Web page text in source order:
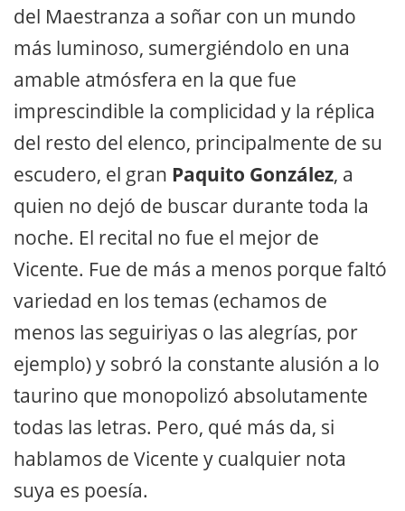
del Maestranza a soñar con un mundo
más luminoso, sumergiéndolo en una
amable atmósfera en la que fue
imprescindible la complicidad y la réplica
del resto del elenco, principalmente de su
escudero, el gran Paquito González, a
quien no dejó de buscar durante toda la
noche. El recital no fue el mejor de
Vicente. Fue de más a menos porque faltó
variedad en los temas (echamos de
menos las seguiriyas o las alegrías, por
ejemplo) y sobró la constante alusión a lo
taurino que monopolizó absolutamente
todas las letras. Pero, qué más da, si
hablamos de Vicente y cualquier nota
suya es poesía.